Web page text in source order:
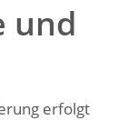
und
erfolgt